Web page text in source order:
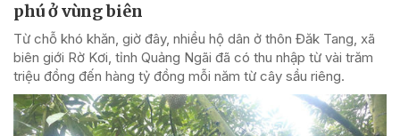
phú ở vùng biên
Từ chỗ khó khăn, giờ đây, nhiều hộ dân ở thôn Đăk Tang, xã
biên giới Rờ Kơi, tỉnh Quảng Ngãi đã có thu nhập từ vài trăm
triệu đồng đến hàng tỷ đồng mỗi năm từ cây sầu riêng.